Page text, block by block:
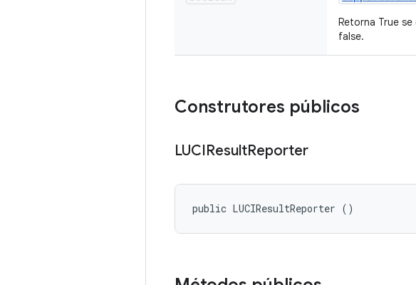
Retorna True
false.
Construtores públicos
LUCIResultReporter
public LUCIResultReporter ()